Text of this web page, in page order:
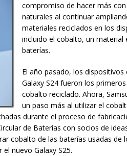
compromiso de hacer más
naturales al continuar
materiales reciclados en los
incluido el cobalto, un material
baterías.
El año pasado, los dispositivos
Galaxy S24 fueron los
cobalto reciclado. Ahora,
un paso más al utilizar el
durante el proceso de
de Baterías con socios de
cobalto de las baterías usadas de
nuevo Galaxy S25.